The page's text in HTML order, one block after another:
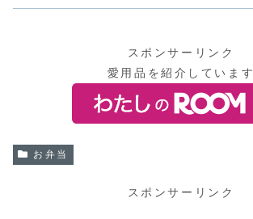
スポンサーリンク
愛用品を紹介しています
お弁当
スポンサーリンク